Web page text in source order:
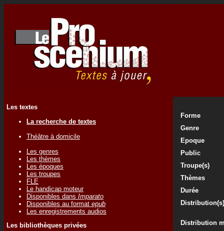
Les textes
La recherche de textes
Théâtre à domicile
Les genres
Les thèmes
Les époques
Les troupes
FLE
Le handicap moteur
Disponibles dans Imparato
Disponibles au format epub
Les enregistrements audios
Les bibliothèques privées
Forme
Genre
Epoque
Public
Troupe(s)
Thèmes
Durée
Distribution(s)
Distribution